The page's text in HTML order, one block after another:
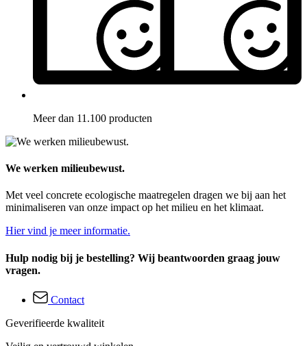
Meer dan 11.100 producten
We werken milieubewust.
Met veel concrete ecologische maatregelen dragen we bij aan het
minimaliseren van onze impact op het milieu en het klimaat.
Hier vind je meer informatie.
Hulp nodig bij je bestelling? Wij beantwoorden graag jouw
vragen.
Contact
Geverifieerde kwaliteit